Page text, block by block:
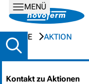
MENÜ
Kontakt zu Aktionen
HOME AKTION